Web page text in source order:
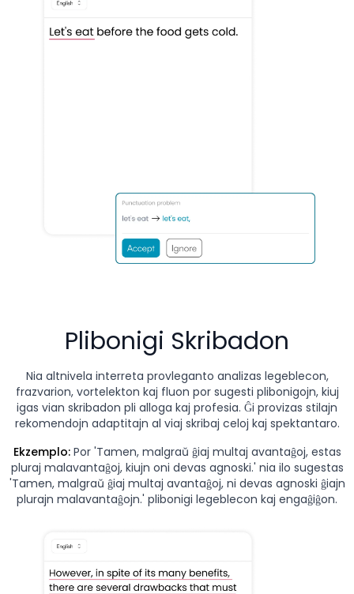
Plibonigi Skribadon
Nia altnivela interreta provleganto analizas legeblecon,
frazvarion, vortelekton kaj fluon por sugesti plibonigojn, kiuj
igas vian skribadon pli alloga kaj profesia. Ĝi provizas stilajn
rekomendojn adaptitajn al viaj skribaj celoj kaj spektantaro.
Ekzemplo:Por 'Tamen, malgraŭ ĝiaj multaj avantaĝoj, estas
pluraj malavantaĝoj, kiujn oni devas agnoski.' nia ilo sugestas
'Tamen, malgraŭ ĝiaj multaj avantaĝoj, ni devas agnoski ĝiajn
plurajn malavantaĝojn.' plibonigi legeblecon kaj engaĝiĝon.